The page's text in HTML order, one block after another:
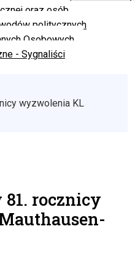
oraz osób
politycznych
Osobowych
- Sygnaliści
wyzwolenia KL
rocznicy